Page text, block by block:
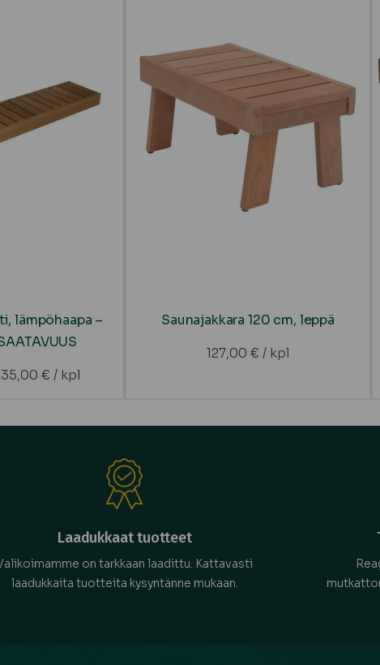
lämpöhaapa –
€ / kpl
Saunajakkara 120 cm, leppä
127,00 € / kpl
Laadukkaat tuotteet
on tarkkaan laadittu. Kattavasti
laadukkaita tuotteita kysyntänne mukaan.